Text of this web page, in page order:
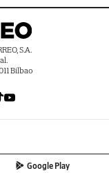
S.A.
Bilbao
Google Play